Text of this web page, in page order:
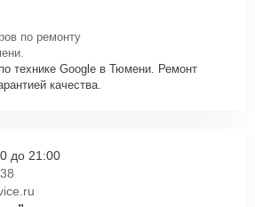
по ремонту
технике Google в Тюмени. Ремонт
качества.
до 21:00